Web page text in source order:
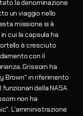
la denominazione
un viaggio nello
missione si è
cui la capsula ha
è cresciuto
con il
Grissom ha
Brown" in riferimento
funzionari della NASA
non ha
L'amministrazione